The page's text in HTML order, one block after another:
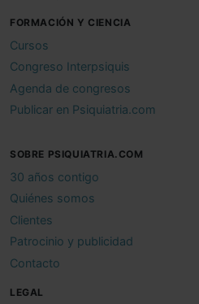
FORMACIÓN Y CIENCIA
Cursos
Congreso Interpsiquis
Agenda de congresos
Publicar en Psiquiatria.com
SOBRE PSIQUIATRIA.COM
30 años contigo
Quiénes somos
Clientes
Patrocinio y publicidad
Contacto
LEGAL